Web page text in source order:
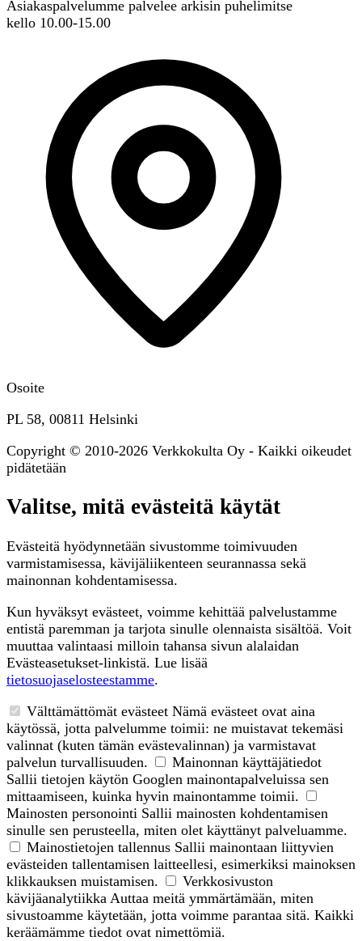
Asiakaspalvelumme palvelee arkisin puhelimitse
kello 10.00-15.00
Osoite
PL 58, 00811 Helsinki
Copyright © 2010-2026 Verkkokulta Oy - Kaikki oikeudet
pidätetään
Valitse, mitä evästeitä käytät
Evästeitä hyödynnetään sivustomme toimivuuden
varmistamisessa, kävijäliikenteen seurannassa sekä
mainonnan kohdentamisessa.
Kun hyväksyt evästeet, voimme kehittää palvelustamme
entistä paremman ja tarjota sinulle olennaista sisältöä. Voit
muuttaa valintaasi milloin tahansa sivun alalaidan
Evästeasetukset-linkistä. Lue lisää
tietosuojaselosteestamme.
Välttämättömät evästeet Nämä evästeet ovat aina
käytössä, jotta palvelumme toimii: ne muistavat tekemäsi
valinnat (kuten tämän evästevalinnan) ja varmistavat
palvelun turvallisuuden.
Mainonnan käyttäjätiedot
Sallii tietojen käytön Googlen mainontapalveluissa sen
mittaamiseen, kuinka hyvin mainontamme toimii.
Mainosten personointi Sallii mainosten kohdentamisen
sinulle sen perusteella, miten olet käyttänyt palveluamme.
Mainostietojen tallennus Sallii mainontaan liittyvien
evästeiden tallentamisen laitteellesi, esimerkiksi mainoksen
klikkauksen muistamisen.
Verkkosivuston
kävijäanalytiikka Auttaa meitä ymmärtämään, miten
sivustoamme käytetään, jotta voimme parantaa sitä. Kaikki
keräämämme tiedot ovat nimettömiä.